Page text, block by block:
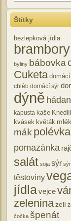
Štítky
bezlepková jídla
brambory
byliny bábovka
Cuketa
chléb domácí sýr
dýně
kapusta kaše
kvásek květák
mákpolévka
pomazánka
salát soja sýr
těstoviny
jídlavejce
zeleninazelí
čočka špenát